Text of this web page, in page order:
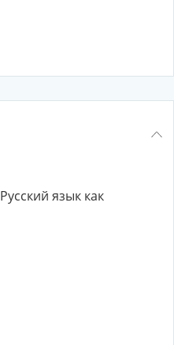
Русский язык как